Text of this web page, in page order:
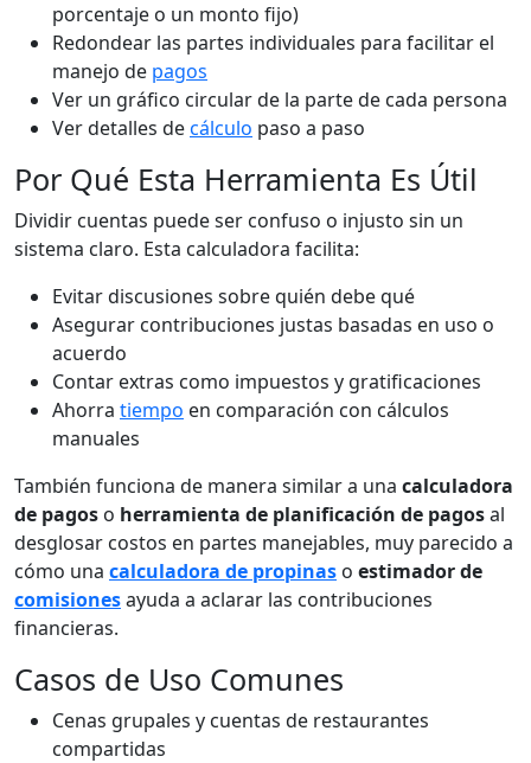
porcentaje o un monto fijo)
Redondear las partes individuales para facilitar el
manejo de pagos
Ver un gráfico circular de la parte de cada persona
Ver detalles decálculo paso a paso
Por Qué Esta Herramienta Es Útil
Dividir cuentas puede ser confuso o injusto sin un
sistema claro. Esta calculadora facilita:
Evitar discusiones sobre quién debe qué
Asegurar contribuciones justas basadas en uso o
acuerdo
Contar extras como impuestos y gratificaciones
Ahorra tiempo en comparación con cálculos
manuales
También funciona de manera similar a una calculadora
de pagos o herramienta de planificación de pagosal
desglosar costos en partes manejables, muy parecido a
cómo una calculadora de propinas o estimador de
comisionesayuda a aclarar las contribuciones
financieras.
Casos de Uso Comunes
Cenas grupales y cuentas de restaurantes
compartidas